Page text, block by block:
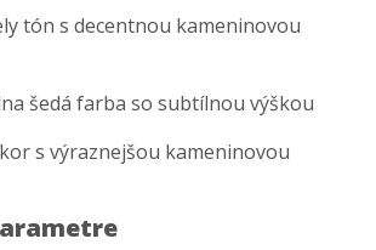
tón s decentnou kameninovou
šedá farba so subtílnou výškou
s výraznejšou kameninovou